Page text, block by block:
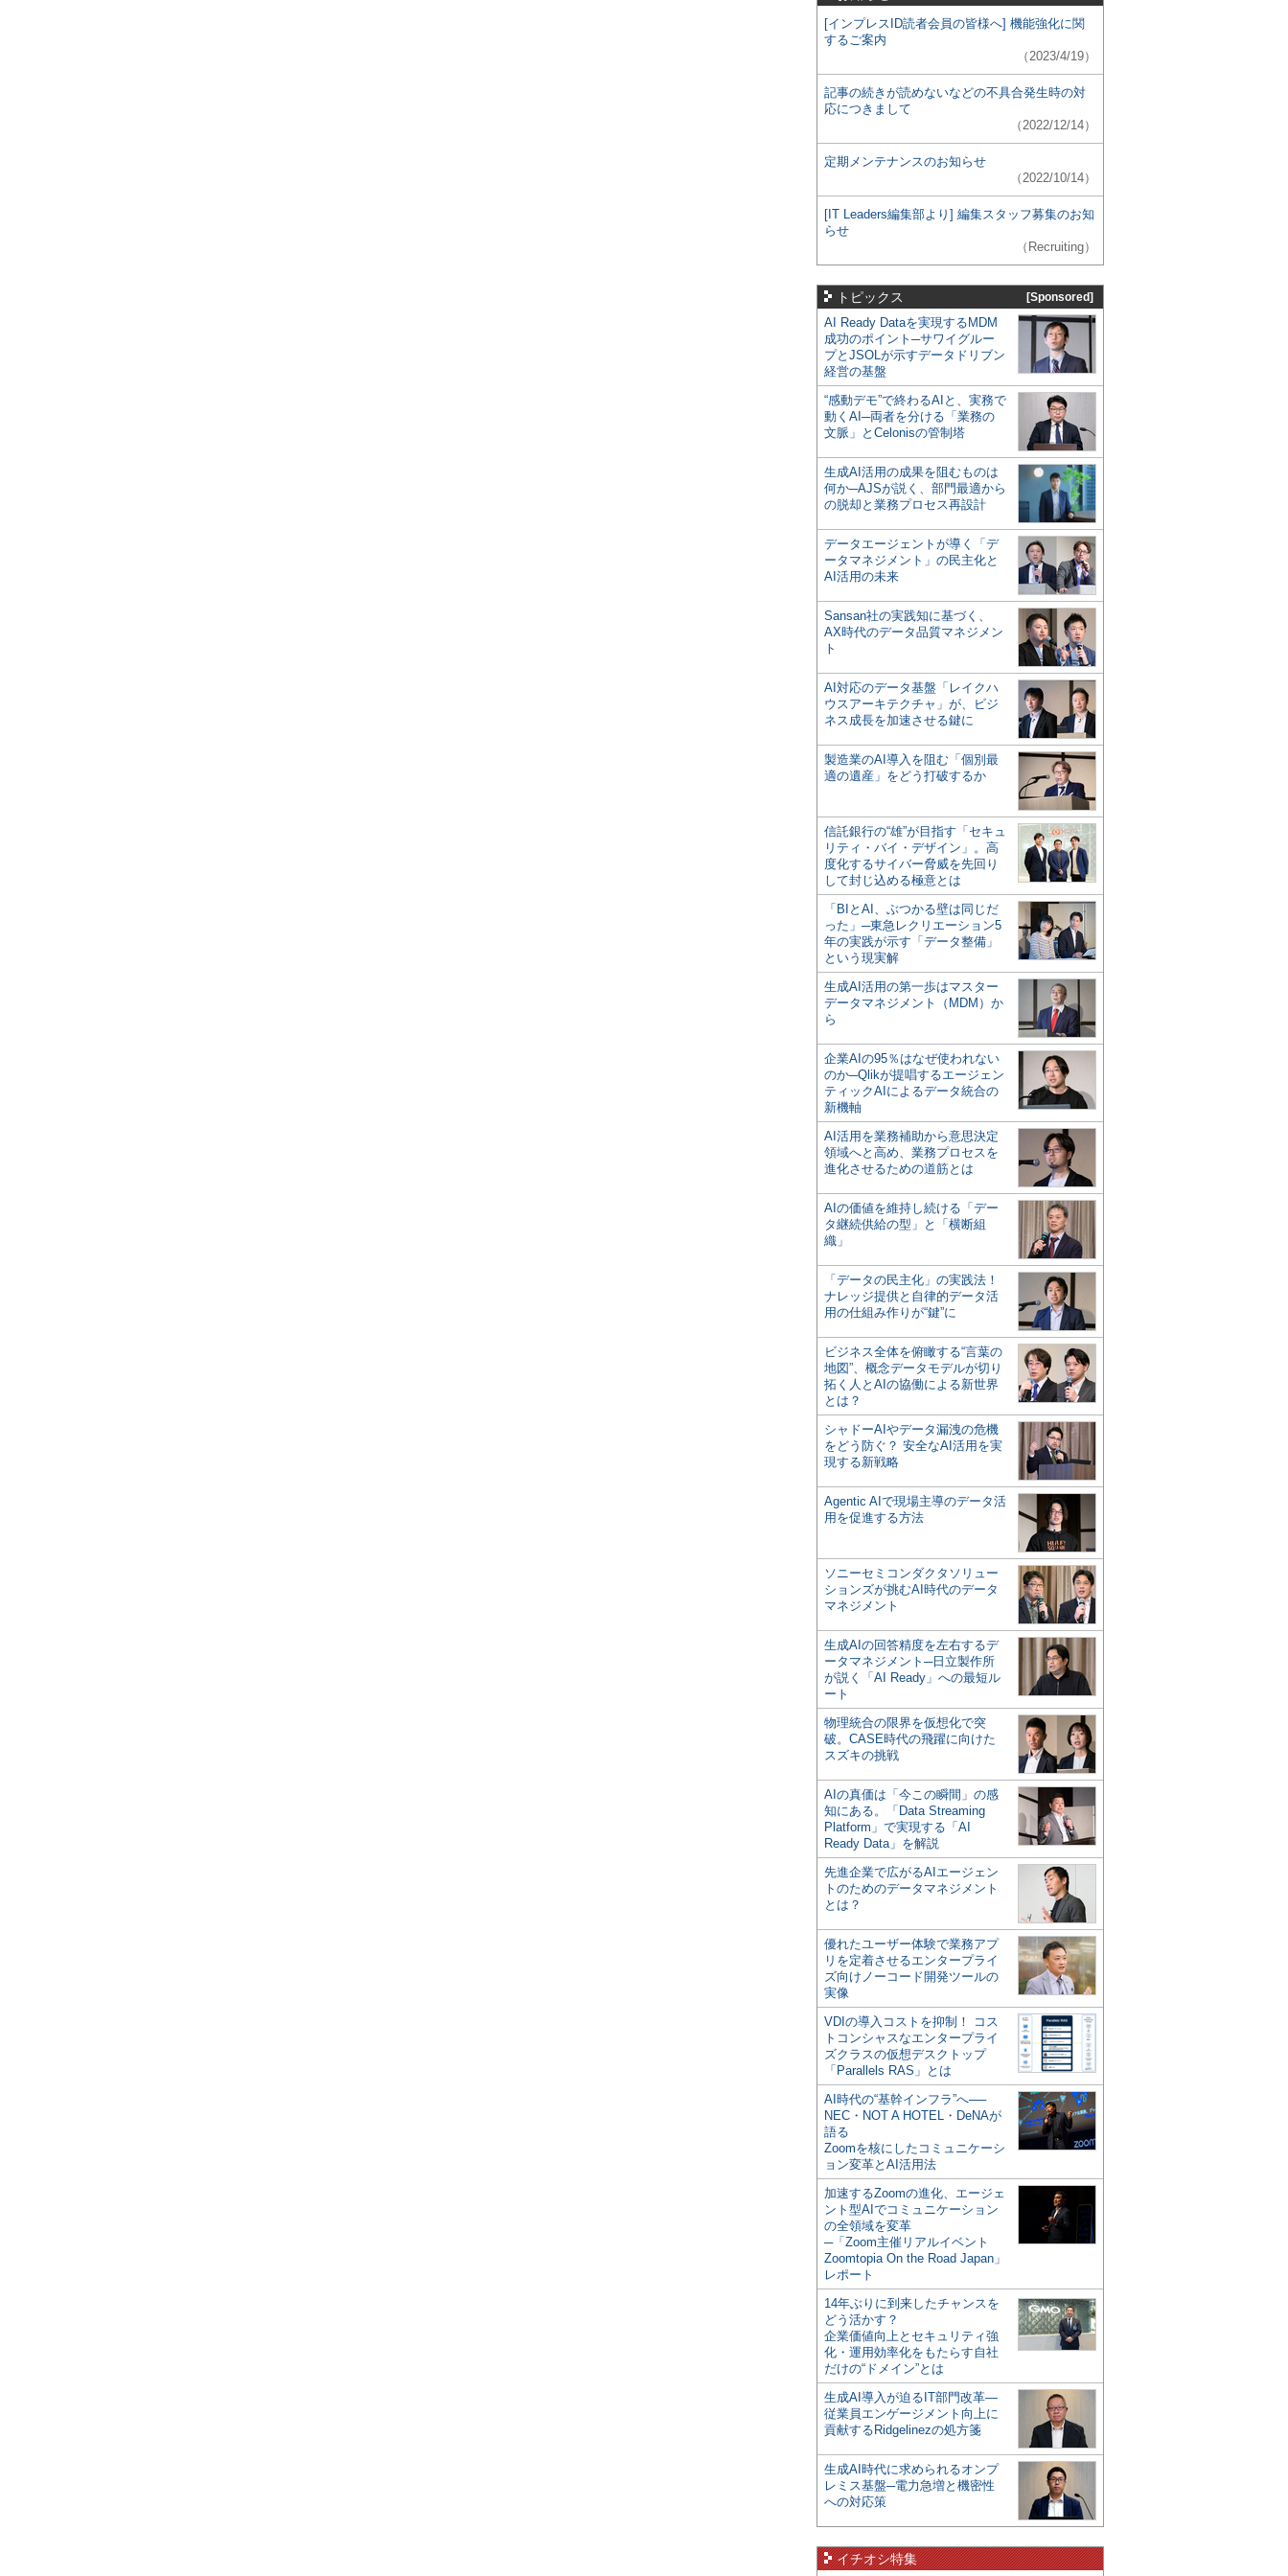
[インプレスID読者会員の皆様へ] 機能強化に関
するご案内
（2023/4/19）
記事の続きが読めないなどの不具合発生時の対
応につきまして
（2022/12/14）
定期メンテナンスのお知らせ
（2022/10/14）
[IT Leaders編集部より] 編集スタッフ募集のお知
らせ
（Recruiting）
トピックス [Sponsored]
AI Ready Dataを実現するMDM
成功のポイント─サワイグルー
プとJSOLが示すデータドリブン
経営の基盤
“感動デモ”で終わるAIと、実務で
動くAI─両者を分ける「業務の
文脈」とCelonisの管制塔
生成AI活用の成果を阻むものは
何か─AJSが説く、部門最適から
の脱却と業務プロセス再設計
データエージェントが導く「デ
ータマネジメント」の民主化と
AI活用の未来
Sansan社の実践知に基づく、
AX時代のデータ品質マネジメン
ト
AI対応のデータ基盤「レイクハ
ウスアーキテクチャ」が、ビジ
ネス成長を加速させる鍵に
製造業のAI導入を阻む「個別最
適の遺産」をどう打破するか
信託銀行の“雄”が目指す「セキュ
リティ・バイ・デザイン」。高
度化するサイバー脅威を先回り
して封じ込める極意とは
「BIとAI、ぶつかる壁は同じだ
った」─東急レクリエーション5
年の実践が示す「データ整備」
という現実解
生成AI活用の第一歩はマスター
データマネジメント（MDM）か
ら
企業AIの95％はなぜ使われない
のか─Qlikが提唱するエージェン
ティックAIによるデータ統合の
新機軸
AI活用を業務補助から意思決定
領域へと高め、業務プロセスを
進化させるための道筋とは
AIの価値を維持し続ける「デー
タ継続供給の型」と「横断組
織」
「データの民主化」の実践法！
ナレッジ提供と自律的データ活
用の仕組み作りが“鍵”に
ビジネス全体を俯瞰する“言葉の
地図”、概念データモデルが切り
拓く人とAIの協働による新世界
とは？
シャドーAIやデータ漏洩の危機
をどう防ぐ？ 安全なAI活用を実
現する新戦略
Agentic AIで現場主導のデータ活
用を促進する方法
ソニーセミコンダクタソリュー
ションズが挑むAI時代のデータ
マネジメント
生成AIの回答精度を左右するデ
ータマネジメント─日立製作所
が説く「AI Ready」への最短ル
ート
物理統合の限界を仮想化で突
破。CASE時代の飛躍に向けた
スズキの挑戦
AIの真価は「今この瞬間」の感
知にある。「Data Streaming
Platform」で実現する「AI
Ready Data」を解説
先進企業で広がるAIエージェン
トのためのデータマネジメント
とは？
優れたユーザー体験で業務アプ
リを定着させるエンタープライ
ズ向けノーコード開発ツールの
実像
VDIの導入コストを抑制！ コス
トコンシャスなエンタープライ
ズクラスの仮想デスクトップ
「Parallels RAS」とは
AI時代の“基幹インフラ”へ──
NEC・NOT A HOTEL・DeNAが
語る
Zoomを核にしたコミュニケーシ
ョン変革とAI活用法
加速するZoomの進化、エージェ
ント型AIでコミュニケーション
の全領域を変革
─「Zoom主催リアルイベント
Zoomtopia On the Road Japan」
レポート
14年ぶりに到来したチャンスを
どう活かす？
企業価値向上とセキュリティ強
化・運用効率化をもたらす自社
だけの“ドメイン”とは
生成AI導入が迫るIT部門改革―
従業員エンゲージメント向上に
貢献するRidgelinezの処方箋
生成AI時代に求められるオンプ
レミス基盤─電力急増と機密性
への対応策
イチオシ特集